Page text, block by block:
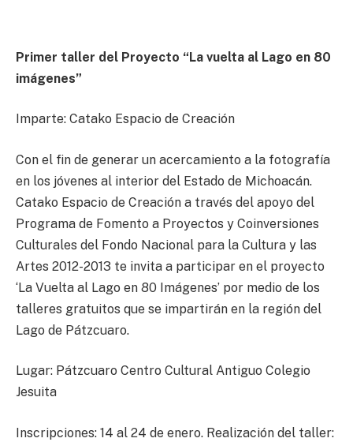
Primer taller del Proyecto “La vuelta al Lago en 80
imágenes”
Imparte: Catako Espacio de Creación
Con el fin de generar un acercamiento a la fotografía
en los jóvenes al interior del Estado de Michoacán.
Catako Espacio de Creación a través del apoyo del
Programa de Fomento a Proyectos y Coinversiones
Culturales del Fondo Nacional para la Cultura y las
Artes 2012-2013 te invita a participar en el proyecto
‘La Vuelta al Lago en 80 Imágenes’ por medio de los
talleres gratuitos que se impartirán en la región del
Lago de Pátzcuaro.
Lugar: Pátzcuaro Centro Cultural Antiguo Colegio
Jesuita
Inscripciones: 14 al 24 de enero. Realización del taller: